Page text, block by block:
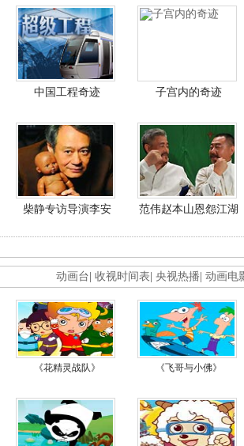
中国工程奇迹 子宫内的奇迹
柴静专访导演李安 范伟赵本山恩怨江湖
动画台 收视时间表 央视热播 动画电
《花精灵战队》 《飞哥与小佛》